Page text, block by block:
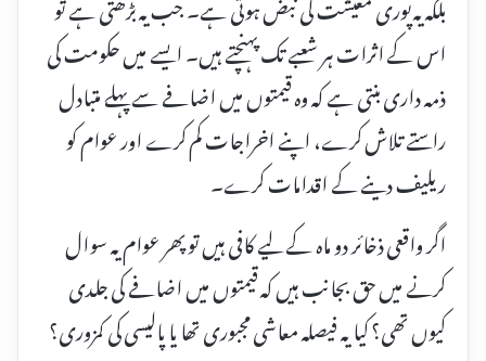
اس کے اثرات ہر شعبے تک پہنچتے ہیں۔ ایسے میں حکومت کی
ذمہ داری بنتی ہے کہ وہ قیمتوں میں اضافے سے پہلے متبادل
راستے تلاش کرے، اپنے اخراجات کم کرے اور عوام کو
ریلیف دینے کے اقدامات کرے۔
اگر واقعی ذخائر دو ماہ کے لیے کافی ہیں تو پھر عوام یہ سوال
کرنے میں حق بجانب ہیں کہ قیمتوں میں اضافے کی جلدی
کیوں تھی؟ کیا یہ فیصلہ معاشی مجبوری تھا یا پالیسی کی کمزوری؟